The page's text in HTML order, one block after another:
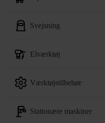
svejsning
elværktøj
værktøjstilbehør
stationære maskiner